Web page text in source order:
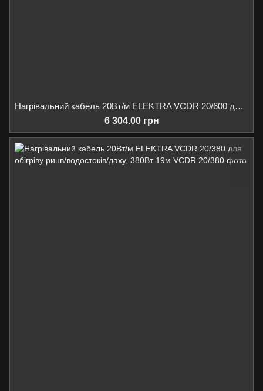
Нагрівальний кабель 20Вт/м ELEKTRA VCDR 20/600 для обігріву ринв/водостоків/даху, 600Вт 29м
6 304.00 грн